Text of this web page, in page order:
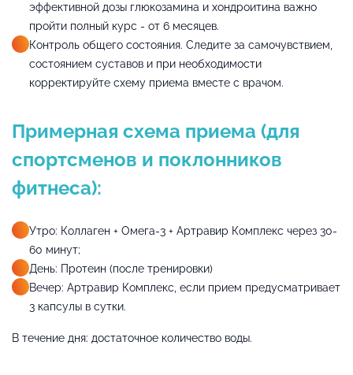
эффективной дозы глюкозамина и хондроитина важно
пройти полный курс - от 6 месяцев.
Контроль общего состояния. Следите за самочувствием,
состоянием суставов и при необходимости
корректируйте схему приема вместе с врачом.
Примерная схема приема (для
спортсменов и поклонников
фитнеса):
Утро: Коллаген + Омега-3 + Артравир Комплекс через 30-
60 минут;
День: Протеин (после тренировки)
Вечер: Артравир Комплекс, если прием предусматривает
3 капсулы в сутки.
В течение дня: достаточное количество воды.